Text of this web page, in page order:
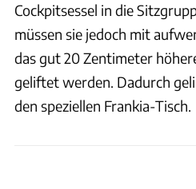
Cockpitsessel in die
müssen sie jedoch mit
das gut 20 Zentimeter
geliftet werden. Dadurch
den speziellen Frankia-Tisch.